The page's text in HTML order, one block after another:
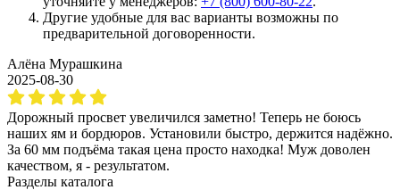
Другие удобные для вас варианты возможны по
предварительной договоренности.
Алёна Мурашкина
2025-08-30
Дорожный просвет увеличился заметно! Теперь не боюсь
наших ям и бордюров. Установили быстро, держится надёжно.
За 60 мм подъёма такая цена просто находка! Муж доволен
качеством, я - результатом.
Разделы каталога